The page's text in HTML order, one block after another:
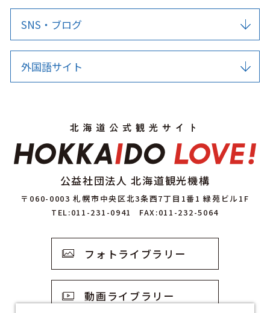
SNS・ブログ
外国語サイト
公益社団法人 北海道観光機構
〒060-0003 札幌市中央区北3条西7丁目1番1 緑苑ビル1F
TEL:011-231-0941
FAX:011-232-5064
フォトライブラリー
動画ライブラリー